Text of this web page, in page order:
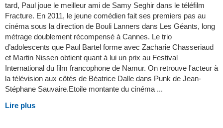
tard, Paul joue le meilleur ami de Samy Seghir dans le téléfilm
Fracture. En 2011, le jeune comédien fait ses premiers pas au
cinéma sous la direction de Bouli Lanners dans Les Géants, long
métrage doublement récompensé à Cannes. Le trio
d’adolescents que Paul Bartel forme avec Zacharie Chasseriaud
et Martin Nissen obtient quant à lui un prix au Festival
International du film francophone de Namur. On retrouve l'acteur à
la télévision aux côtés de Béatrice Dalle dans Punk de Jean-
Stéphane Sauvaire.Etoile montante du cinéma ...
Lire plus